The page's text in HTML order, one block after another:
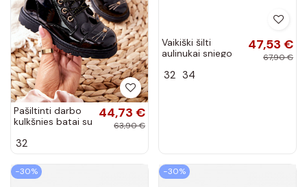
Pašiltinti darbo
kulkšnies batai su
juodos spalvos
44,73 €
63,90 €
32
Vaikiški šilti
aulinukai sniego
smėlio spalvos
47,53 €
67,90 €
32 34
−30% −30%